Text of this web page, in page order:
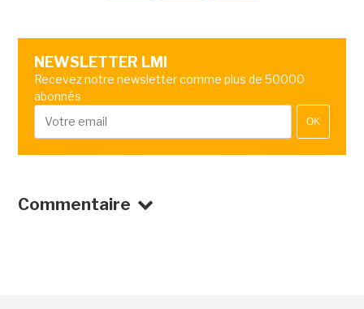
NEWSLETTER LMI
Recevez notre newsletter comme plus de 50000
abonnés
OK
Commentaire